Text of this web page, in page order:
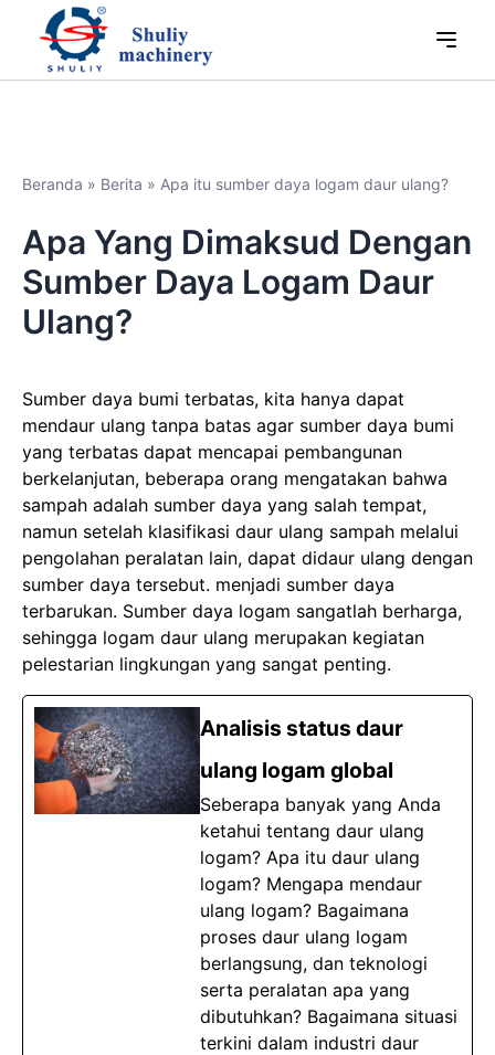
Beranda » Berita » Apa itu sumber daya logam daur ulang?
Apa Yang Dimaksud Dengan
Sumber Daya Logam Daur
Ulang?
Sumber daya bumi terbatas, kita hanya dapat
mendaur ulang tanpa batas agar sumber daya bumi
yang terbatas dapat mencapai pembangunan
berkelanjutan, beberapa orang mengatakan bahwa
sampah adalah sumber daya yang salah tempat,
namun setelah klasifikasi daur ulang sampah melalui
pengolahan peralatan lain, dapat didaur ulang dengan
sumber daya tersebut. menjadi sumber daya
terbarukan. Sumber daya logam sangatlah berharga,
sehingga logam daur ulang merupakan kegiatan
pelestarian lingkungan yang sangat penting.
Analisis status daur
ulang logam global
Seberapa banyak yang Anda
ketahui tentang daur ulang
logam? Apa itu daur ulang
logam? Mengapa mendaur
ulang logam? Bagaimana
proses daur ulang logam
berlangsung, dan teknologi
serta peralatan apa yang
dibutuhkan? Bagaimana situasi
terkini dalam industri daur